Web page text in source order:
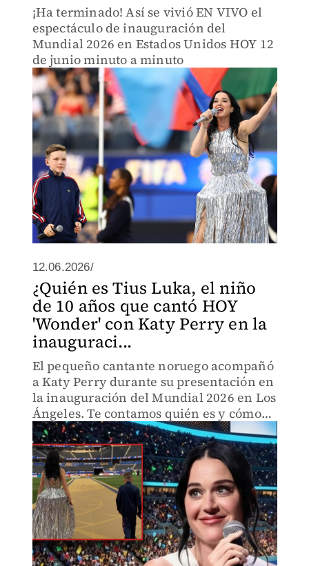
¡Ha terminado! Así se vivió EN VIVO el
espectáculo de inauguración del
Mundial 2026 en Estados Unidos HOY 12
de junio minuto a minuto
12.06.2026/
¿Quién es Tius Luka, el niño
de 10 años que cantó HOY
'Wonder' con Katy Perry en la
inauguraci...
El pequeño cantante noruego acompañó
a Katy Perry durante su presentación en
la inauguración del Mundial 2026 en Los
Ángeles. Te contamos quién es y cómo
llegó a colaborar con la estrella pop.